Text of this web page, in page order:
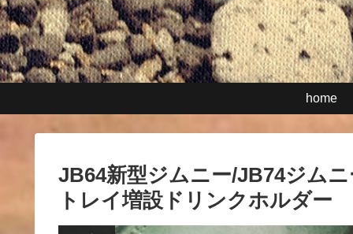
home
JB64新型ジムニー/JB74ジム
トレイ増設ドリンクホルダー